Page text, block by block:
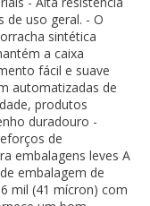
de uso geral. - O
sintética
a caixa
fácil e suave
automatizadas de
produtos
duradouro -
de
embalagens leves A
embalagem de
mil (41 mícron) com